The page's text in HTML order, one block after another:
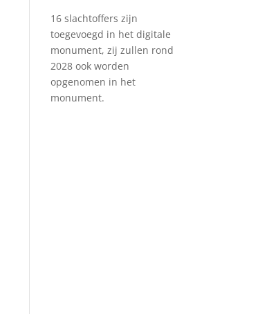
16 slachtoffers zijn
toegevoegd in het digitale
monument, zij zullen rond
2028 ook worden
opgenomen in het
monument.